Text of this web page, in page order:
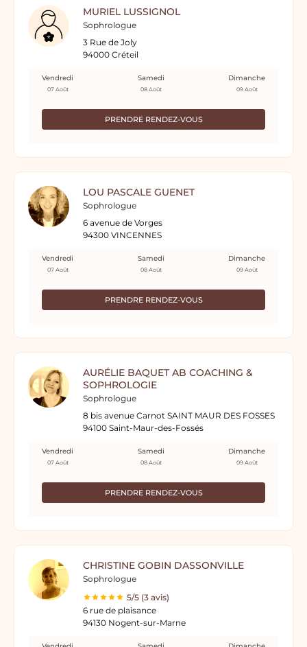
MURIEL LUSSIGNOL
Sophrologue
3 Rue de Joly
94000 Créteil
PRENDRE RENDEZ-VOUS
Vendredi
07 Août
Samedi
08 Août
Dimanche
09 Août
LOU PASCALE GUENET
Sophrologue
6 avenue de Vorges
94300 VINCENNES
PRENDRE RENDEZ-VOUS
Vendredi
07 Août
Samedi
08 Août
Dimanche
09 Août
AURÉLIE BAQUET AB COACHING &
SOPHROLOGIE
Sophrologue
8 bis avenue Carnot SAINT MAUR DES FOSSES
94100 Saint-Maur-des-Fossés
PRENDRE RENDEZ-VOUS
Vendredi
07 Août
Samedi
08 Août
Dimanche
09 Août
CHRISTINE GOBIN DASSONVILLE
Sophrologue
5/5 (3 avis)
6 rue de plaisance
94130 Nogent-sur-Marne